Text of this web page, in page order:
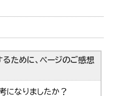
るために、ページのご感想
になりましたか？